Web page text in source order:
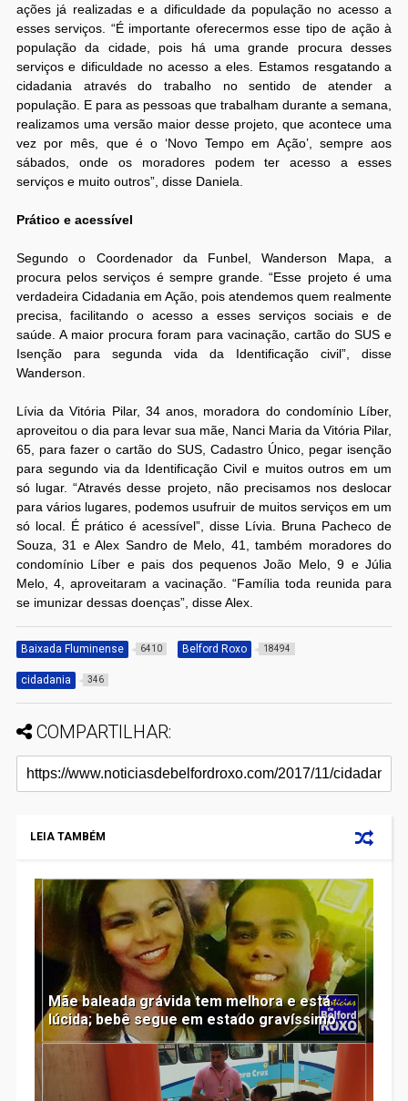
ações já realizadas e a dificuldade da população no acesso a
esses serviços. “É importante oferecermos esse tipo de ação à
população da cidade, pois há uma grande procura desses
serviços e dificuldade no acesso a eles. Estamos resgatando a
cidadania através do trabalho no sentido de atender a
população. E para as pessoas que trabalham durante a semana,
realizamos uma versão maior desse projeto, que acontece uma
vez por mês, que é o ‘Novo Tempo em Ação’, sempre aos
sábados, onde os moradores podem ter acesso a esses
serviços e muito outros”, disse Daniela.
Prático e acessível
Segundo o Coordenador da Funbel, Wanderson Mapa, a
procura pelos serviços é sempre grande. “Esse projeto é uma
verdadeira Cidadania em Ação, pois atendemos quem realmente
precisa, facilitando o acesso a esses serviços sociais e de
saúde. A maior procura foram para vacinação, cartão do SUS e
Isenção para segunda vida da Identificação civil”, disse
Wanderson.
Lívia da Vitória Pilar, 34 anos, moradora do condomínio Líber,
aproveitou o dia para levar sua mãe, Nanci Maria da Vitória Pilar,
65, para fazer o cartão do SUS, Cadastro Único, pegar isenção
para segundo via da Identificação Civil e muitos outros em um
só lugar. “Através desse projeto, não precisamos nos deslocar
para vários lugares, podemos usufruir de muitos serviços em um
só local. É prático é acessível”, disse Lívia. Bruna Pacheco de
Souza, 31 e Alex Sandro de Melo, 41, também moradores do
condomínio Líber e pais dos pequenos João Melo, 9 e Júlia
Melo, 4, aproveitaram a vacinação. “Família toda reunida para
se imunizar dessas doenças”, disse Alex.
Baixada Fluminense 6410 Belford Roxo 18494
cidadania 346
COMPARTILHAR:
LEIA TAMBÉM
Mãe baleada grávida tem melhora e está
lúcida; bebê segue em estado gravíssimo